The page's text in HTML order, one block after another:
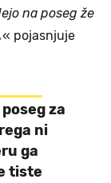
na poseg že
« pojasnjuje
za
ni
ga
tiste